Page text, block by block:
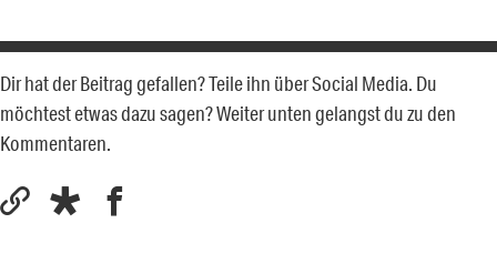
Dir hat der Beitrag gefallen? Teile ihn über Social Media. Du
möchtest etwas dazu sagen? Weiter unten gelangst du zu den
Kommentaren.